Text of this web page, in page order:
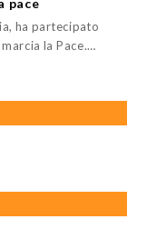
pace
ha partecipato
la Pace.…